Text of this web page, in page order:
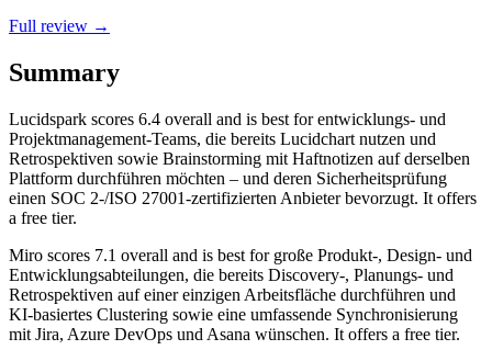
Full review →
Summary
Lucidspark scores 6.4 overall and is best for entwicklungs- und
Projektmanagement-Teams, die bereits Lucidchart nutzen und
Retrospektiven sowie Brainstorming mit Haftnotizen auf derselben
Plattform durchführen möchten – und deren Sicherheitsprüfung
einen SOC 2-/ISO 27001-zertifizierten Anbieter bevorzugt. It offers
a free tier.
Miro scores 7.1 overall and is best for große Produkt-, Design- und
Entwicklungsabteilungen, die bereits Discovery-, Planungs- und
Retrospektiven auf einer einzigen Arbeitsfläche durchführen und
KI-basiertes Clustering sowie eine umfassende Synchronisierung
mit Jira, Azure DevOps und Asana wünschen. It offers a free tier.